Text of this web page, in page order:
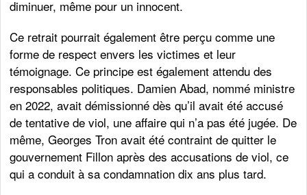
diminuer, même pour un innocent.
Ce retrait pourrait également être perçu comme une
forme de respect envers les victimes et leur
témoignage. Ce principe est également attendu des
responsables politiques. Damien Abad, nommé ministre
en 2022, avait démissionné dès qu’il avait été accusé
de tentative de viol, une affaire qui n’a pas été jugée. De
même, Georges Tron avait été contraint de quitter le
gouvernement Fillon après des accusations de viol, ce
qui a conduit à sa condamnation dix ans plus tard.